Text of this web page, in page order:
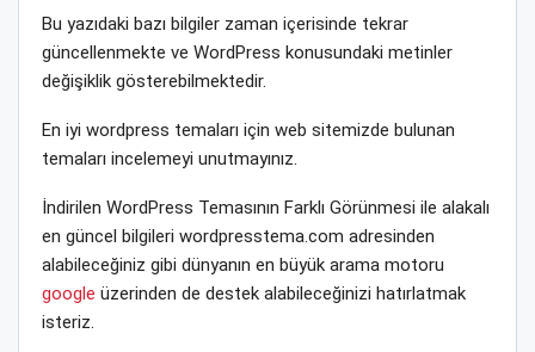
Bu yazıdaki bazı bilgiler zaman içerisinde tekrar
güncellenmekte ve WordPress konusundaki metinler
değişiklik gösterebilmektedir.
En iyi wordpress temaları için web sitemizde bulunan
temaları incelemeyi unutmayınız.
İndirilen WordPress Temasının Farklı Görünmesi ile alakalı
en güncel bilgileri wordpresstema.com adresinden
alabileceğiniz gibi dünyanın en büyük arama motoru
google üzerinden de destek alabileceğinizi hatırlatmak
isteriz.